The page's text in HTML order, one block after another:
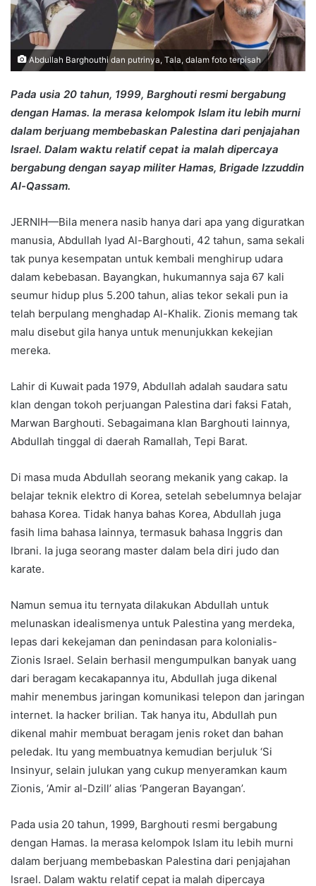
Abdullah Barghouthi dan putrinya, Tala, dalam foto terpisah
Pada usia 20 tahun, 1999, Barghouti resmi bergabung
dengan Hamas. Ia merasa kelompok Islam itu lebih murni
dalam berjuang membebaskan Palestina dari penjajahan
Israel. Dalam waktu relatif cepat ia malah dipercaya
bergabung dengan sayap militer Hamas, Brigade Izzuddin
Al-Qassam.
JERNIH—Bila menera nasib hanya dari apa yang diguratkan
manusia, Abdullah Iyad Al-Barghouti, 42 tahun, sama sekali
tak punya kesempatan untuk kembali menghirup udara
dalam kebebasan. Bayangkan, hukumannya saja 67 kali
seumur hidup plus 5.200 tahun, alias tekor sekali pun ia
telah berpulang menghadap Al-Khalik. Zionis memang tak
malu disebut gila hanya untuk menunjukkan kekejian
mereka.
Lahir di Kuwait pada 1979, Abdullah adalah saudara satu
klan dengan tokoh perjuangan Palestina dari faksi Fatah,
Marwan Barghouti. Sebagaimana klan Barghouti lainnya,
Abdullah tinggal di daerah Ramallah, Tepi Barat.
Di masa muda Abdullah seorang mekanik yang cakap. Ia
belajar teknik elektro di Korea, setelah sebelumnya belajar
bahasa Korea. Tidak hanya bahas Korea, Abdullah juga
fasih lima bahasa lainnya, termasuk bahasa Inggris dan
Ibrani. Ia juga seorang master dalam bela diri judo dan
karate.
Namun semua itu ternyata dilakukan Abdullah untuk
melunaskan idealismenya untuk Palestina yang merdeka,
lepas dari kekejaman dan penindasan para kolonialis-
Zionis Israel. Selain berhasil mengumpulkan banyak uang
dari beragam kecakapannya itu, Abdullah juga dikenal
mahir menembus jaringan komunikasi telepon dan jaringan
internet. Ia hacker brilian. Tak hanya itu, Abdullah pun
dikenal mahir membuat beragam jenis roket dan bahan
peledak. Itu yang membuatnya kemudian berjuluk ‘Si
Insinyur, selain julukan yang cukup menyeramkan kaum
Zionis, ‘Amir al-Dzill’ alias ‘Pangeran Bayangan’.
Pada usia 20 tahun, 1999, Barghouti resmi bergabung
dengan Hamas. Ia merasa kelompok Islam itu lebih murni
dalam berjuang membebaskan Palestina dari penjajahan
Israel. Dalam waktu relatif cepat ia malah dipercaya